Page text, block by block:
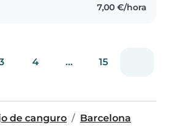
7,00 €/hora
4 ... 15
de canguro Barcelona